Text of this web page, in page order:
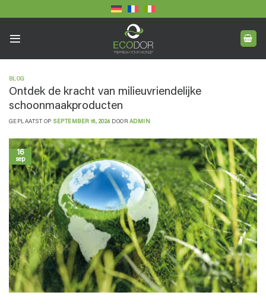
naar
BLOG
Ontdek de kracht van milieuvriendelijke
schoonmaakproducten
GEPLAATST OP SEPTEMBER 16, 2024 DOOR ADMIN
16
sep